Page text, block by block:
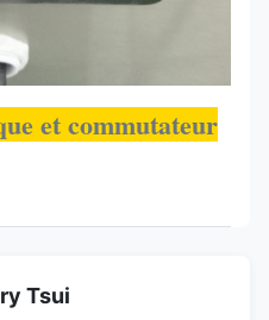
et commutateur
Tsui